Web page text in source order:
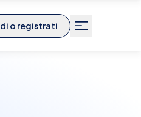
o registrati